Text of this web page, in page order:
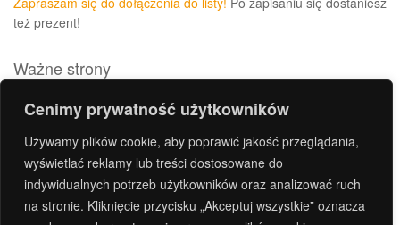
Cenimy prywatność użytkowników
Używamy plików cookie, aby poprawić jakość przeglądania,
wyświetlać reklamy lub treści dostosowane do
indywidualnych potrzeb użytkowników oraz analizować ruch
na stronie. Kliknięcie przycisku „Akceptuj wszystkie” oznacza
też prezent!
Ważne strony
Polityka prywatności i plików cookies
Kontakt
Regulamin sklepu
Zasady prezentowania treści i opinii na stronie